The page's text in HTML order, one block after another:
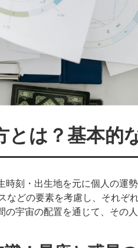
は？基本的
時刻・出生地を元に個人の運
などの要素を考慮し、それぞ
の宇宙の配置を通じて、その